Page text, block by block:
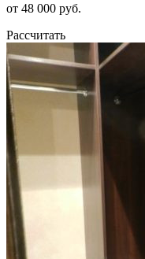
от 48 000 руб.
Рассчитать